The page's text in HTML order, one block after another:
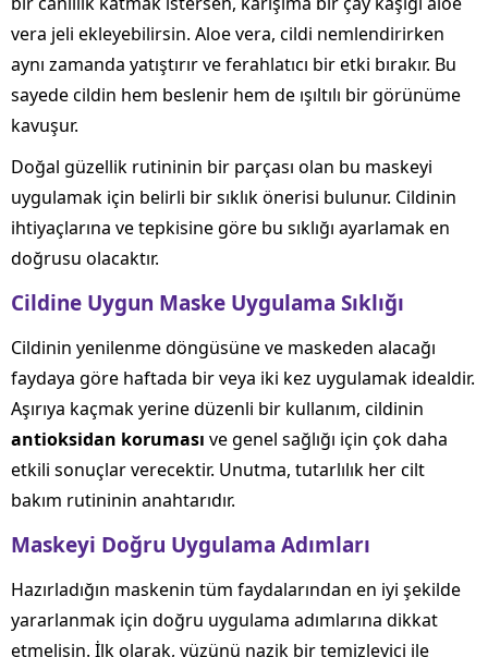
vera jeli ekleyebilirsin. Aloe vera, cildi nemlendirirken
aynı zamanda yatıştırır ve ferahlatıcı bir etki bırakır. Bu
sayede cildin hem beslenir hem de ışıltılı bir görünüme
kavuşur.
Doğal güzellik rutininin bir parçası olan bu maskeyi
uygulamak için belirli bir sıklık önerisi bulunur. Cildinin
ihtiyaçlarına ve tepkisine göre bu sıklığı ayarlamak en
doğrusu olacaktır.
Cildine Uygun Maske Uygulama Sıklığı
Cildinin yenilenme döngüsüne ve maskeden alacağı
faydaya göre haftada bir veya iki kez uygulamak idealdir.
Aşırıya kaçmak yerine düzenli bir kullanım, cildinin
antioksidan koruması ve genel sağlığı için çok daha
etkili sonuçlar verecektir. Unutma, tutarlılık her cilt
bakım rutininin anahtarıdır.
Maskeyi Doğru Uygulama Adımları
Hazırladığın maskenin tüm faydalarından en iyi şekilde
yararlanmak için doğru uygulama adımlarına dikkat
etmelisin. İlk olarak, yüzünü nazik bir temizleyici ile